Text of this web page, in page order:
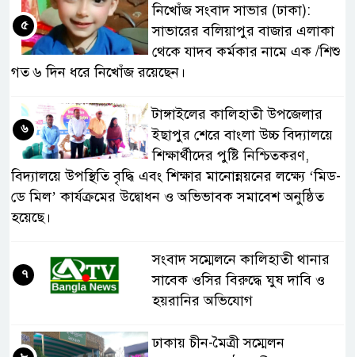
নিখোঁজ সংবাদ সাভার (ঢাকা):
সাভারের বলিয়াপুর বাজার এলাকা
থেকে যাদব কর্মকার নামে এক /শিশু
গত ৬ দিন ধরে নিখোঁজ রয়েছেন।
৫
টাঙ্গাইলের কালিহাতী উপজেলার
ইছাপুর শেরে বাংলা উচ্চ বিদ্যালয়ে
শিক্ষার্থীদের পুষ্টি নিশ্চিতকরণ,
বিদ্যালয়ে উপস্থিতি বৃদ্ধি এবং শিক্ষার মানোন্নয়নের লক্ষ্যে ‘মিড-
ডে মিল’ কার্যক্রমের উদ্বোধন ও অভিভাবক সমাবেশ অনুষ্ঠিত
হয়েছে।
৬
সংবাদ সম্মেলনে কালিহাতী থানার
সাবেক ওসির বিরুদ্ধে ঘুষ দাবি ও
হয়রানির অভিযোগ
৭
ঢাকায় চীন-মৈত্রী সম্মেলন